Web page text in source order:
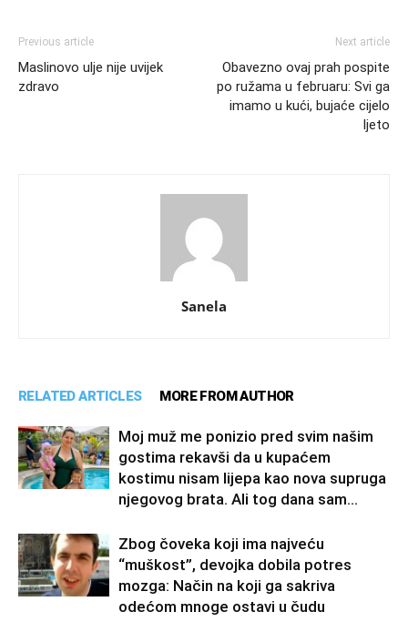
Previous article
Maslinovo ulje nije uvijek
zdravo
Next article
Obavezno ovaj prah pospite
po ružama u februaru: Svi ga
imamo u kući, bujaće cijelo
ljeto
Sanela
RELATED ARTICLES MORE FROM AUTHOR
Moj muž me ponizio pred svim našim
gostima rekavši da u kupaćem
kostimu nisam lijepa kao nova supruga
njegovog brata. Ali tog dana sam...
Zbog čoveka koji ima najveću
“muškost”, devojka dobila potres
mozga: Način na koji ga sakriva
odećom mnoge ostavi u čudu